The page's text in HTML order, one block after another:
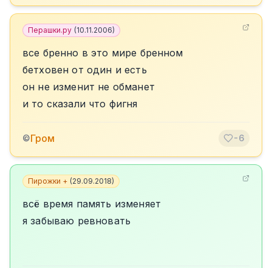
Перашки.ру (10.11.2006)
все бренно в это мире бренном
бетховен от один и есть
он не изменит не обманет
и то сказали что фигня
©Гром -6
Пирожки + (29.09.2018)
всё время память изменяет
я забываю ревновать